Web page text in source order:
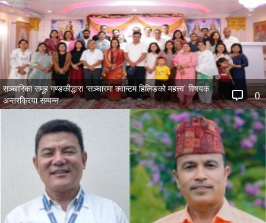
0
सञ्चारिका समूह गण्डकीद्धारा ‘सञ्चारमा क्वान्टम हिलिङको महत्त्व’ विषयक
अन्तरक्रिया सम्पन्न